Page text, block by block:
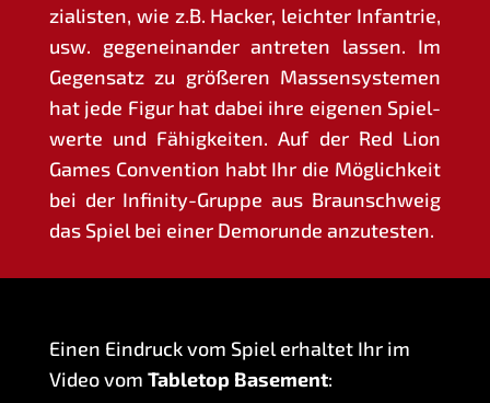
zia­lis­ten, wie z.B. Hacker, leich­ter Inf­an­trie,
usw. gegen­ein­an­der antre­ten las­sen. Im
Gegen­satz zu grö­ße­ren Mas­sen­sys­te­men
hat jede Figur hat dabei ihre eige­nen Spiel­
wer­te und Fähig­kei­ten. Auf der Red Lion
Games Con­ven­ti­on habt Ihr die Mög­lich­keit
bei der Infi­ni­ty-Grup­pe aus Braun­schweig
das Spiel bei einer Demorun­de anzutesten.
Einen Ein­druck vom Spiel erhal­tet Ihr im
Video vom Table­top Base­ment: